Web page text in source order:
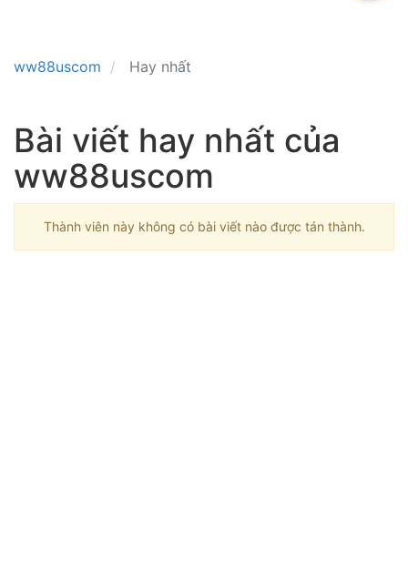
ww88uscom Hay nhất
Bài viết hay nhất của
ww88uscom
Thành viên này không có bài viết nào được tán thành.